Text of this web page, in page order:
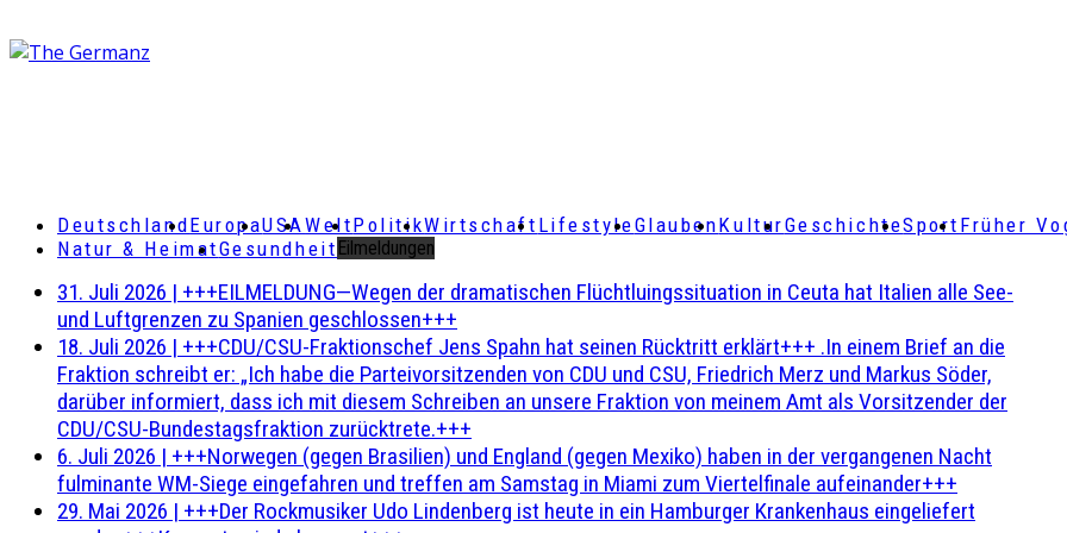
DeutschlandEuropaUSAWeltPolitikWirtschaft LifestyleGlaubenKulturGeschichteSport Früher
Natur & HeimatGesundheit Eilmeldungen
31. Juli 2026 | +++EILMELDUNG—Wegen der dramatischen Flüchtluingssituation in Ceuta hat Italien alle See-
und Luftgrenzen zu Spanien geschlossen+++
18. Juli 2026 | +++CDU/CSU-Fraktionschef Jens Spahn hat seinen Rücktritt erklärt+++ .In einem Brief an die
Fraktion schreibt er: „Ich habe die Parteivorsitzenden von CDU und CSU, Friedrich Merz und Markus Söder,
darüber informiert, dass ich mit diesem Schreiben an unsere Fraktion von meinem Amt als Vorsitzender der
CDU/CSU-Bundestagsfraktion zurücktrete.+++
6. Juli 2026 | +++Norwegen (gegen Brasilien) und England (gegen Mexiko) haben in der vergangenen Nacht
fulminante WM-Siege eingefahren und treffen am Samstag in Miami zum Viertelfinale aufeinander+++
29. Mai 2026 | +++Der Rockmusiker Udo Lindenberg ist heute in ein Hamburger Krankenhaus eingeliefert